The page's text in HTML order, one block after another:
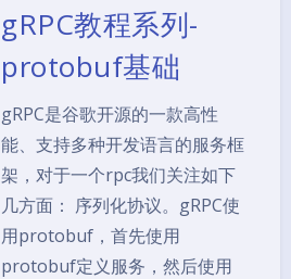
gRPC教程系列-
protobuf基础
gRPC是谷歌开源的一款高性
能、支持多种开发语言的服务框
架，对于一个rpc我们关注如下
几方面： 序列化协议。gRPC使
用protobuf，首先使用
protobuf定义服务，然后使用